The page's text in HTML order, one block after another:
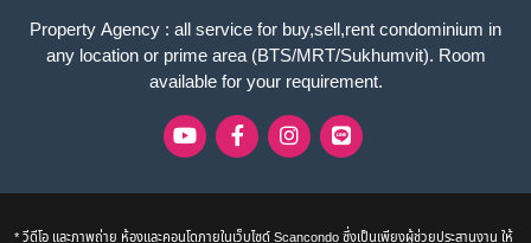
Property Agency : all service for buy,sell,rent condominium in
any location or prime area (BTS/MRT/Sukhumvit). Room
available for your requirement.
* วีดีโอ และภาพถ่าย ห้องและคอนโดภายในเว็บไซด์ Scancondo ซึ่งเป็นเพียงผู้ช่วยประสานงาน ให้